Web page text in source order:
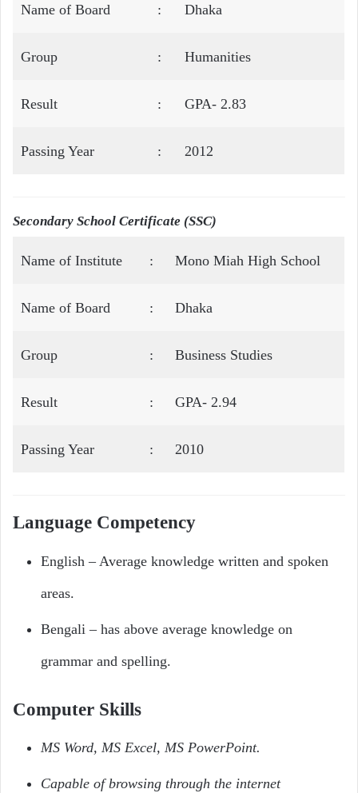
Name of Board : Dhaka
Group : Humanities
Result : GPA- 2.83
Passing Year : 2012
Secondary School Certificate (SSC)
Name of Institute : Mono Miah High School
Name of Board : Dhaka
Group : Business Studies
Result : GPA- 2.94
Passing Year : 2010
Language Competency
English – Average knowledge written and spoken
areas.
Bengali – has above average knowledge on
grammar and spelling.
Computer Skills
MS Word, MS Excel, MS PowerPoint.
Capable of browsing through the internet